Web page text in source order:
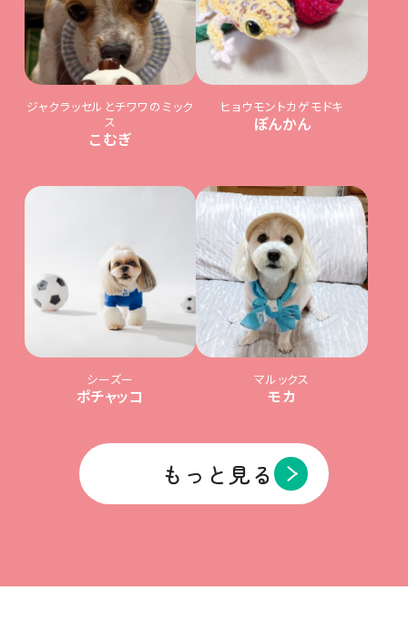
ジャクラッセルとチワワのミック
ス
こむぎ
ヒョウモントカゲモドキ
ぽんかん
シーズー
ポチャッコ
マルックス
モカ
もっと見る